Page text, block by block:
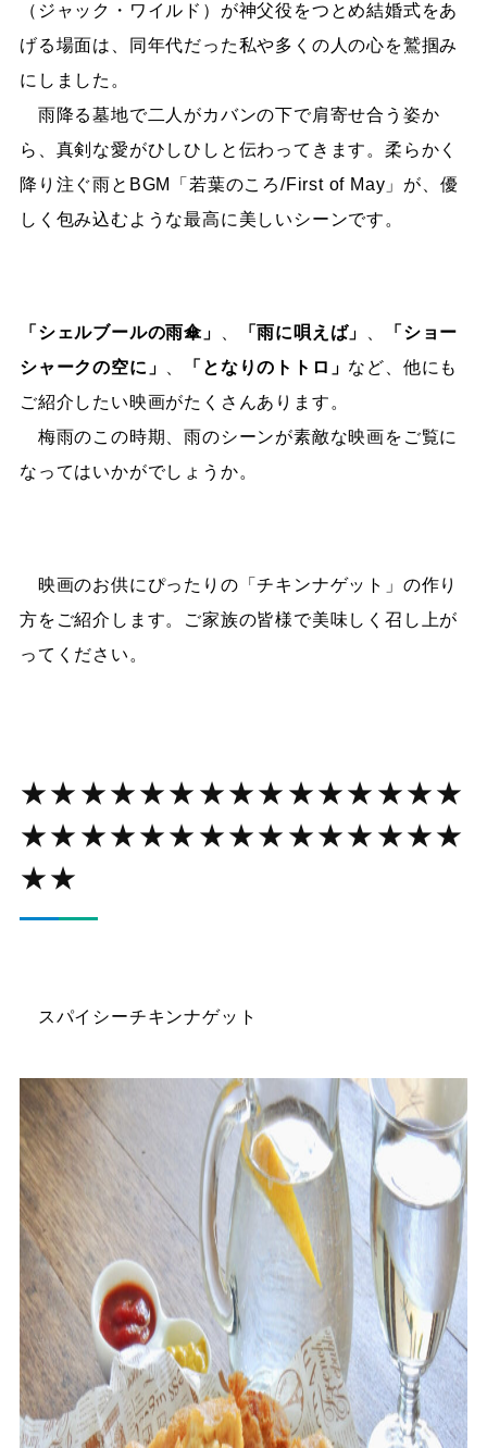
（ジャック・ワイルド）が神父役をつとめ結婚式をあ
げる場面は、同年代だった私や多くの人の心を鷲掴み
にしました。
雨降る墓地で二人がカバンの下で肩寄せ合う姿か
ら、真剣な愛がひしひしと伝わってきます。柔らかく
降り注ぐ雨とBGM「若葉のころ/First of May」が、優
しく包み込むような最高に美しいシーンです。
「シェルブールの雨傘」 「雨に唄えば」
「ショー
シャークの空に」
「となりのトトロ」 など、他にも
ご紹介したい映画がたくさんあります。
梅雨のこの時期、雨のシーンが素敵な映画をご覧に
なってはいかがでしょうか。
映画のお供にぴったりの「チキンナゲット」の作り
方をご紹介します。ご家族の皆様で美味しく召し上が
ってください。
★★★★★★★★★★★★★★★
★★★★★★★★★★★★★★★
★★
スパイシーチキンナゲット